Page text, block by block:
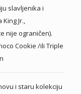
slavljenika i
Jr.,
nije ograničen).
Cookie /ili Triple
i staru kolekciju